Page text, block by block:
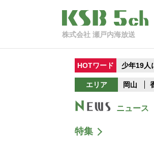
株式会社 瀬戸内海放送
HOTワード 少年19人
エリア 岡山
ニュース
特集